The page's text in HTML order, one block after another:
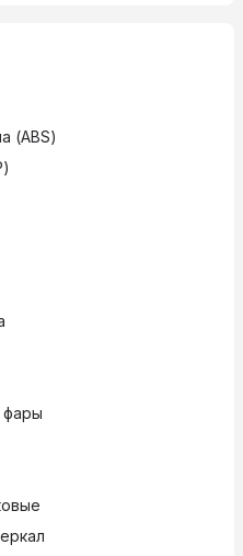
(ABS)
фары